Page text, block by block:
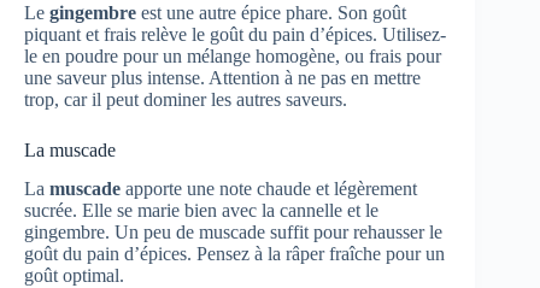
Le gingembre est une autre épice phare. Son goût
piquant et frais relève le goût du pain d’épices. Utilisez-
le en poudre pour un mélange homogène, ou frais pour
une saveur plus intense. Attention à ne pas en mettre
trop, car il peut dominer les autres saveurs.
La muscade
La muscade apporte une note chaude et légèrement
sucrée. Elle se marie bien avec la cannelle et le
gingembre. Un peu de muscade suffit pour rehausser le
goût du pain d’épices. Pensez à la râper fraîche pour un
goût optimal.